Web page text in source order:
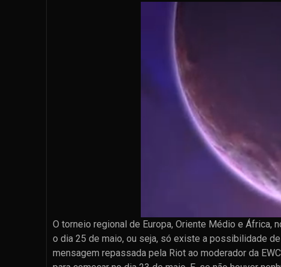
O torneio regional de Europa, Oriente Médio e África,
o dia 25 de maio, ou seja, só existe a possibilidade
mensagem repassada pela Riot ao moderador da